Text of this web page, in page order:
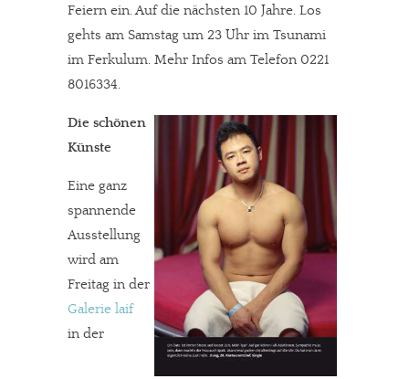
In eigener Sache
Dir gefällt unsere Arbeit?
meinesuedstadt.de finanziert sich durch Partnerprofile und
Werbung. Beide Einnahmequellen sind in den letzten Monaten
Feiern ein. Auf die nächsten 10 Jahre. Los
gehts am Samstag um 23 Uhr im Tsunami
im Ferkulum. Mehr Infos am Telefon 0221
8016334.
Die schönen
Künste
Eine ganz
spannende
Ausstellung
wird am
Freitag in der
Galerie laif
in der